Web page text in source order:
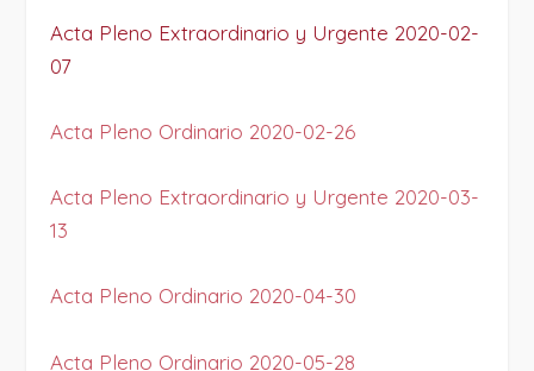
Acta Pleno Extraordinario y Urgente 2020-02-
07
Acta Pleno Ordinario 2020-02-26
Acta Pleno Extraordinario y Urgente 2020-03-
13
Acta Pleno Ordinario 2020-04-30
Acta Pleno Ordinario 2020-05-28